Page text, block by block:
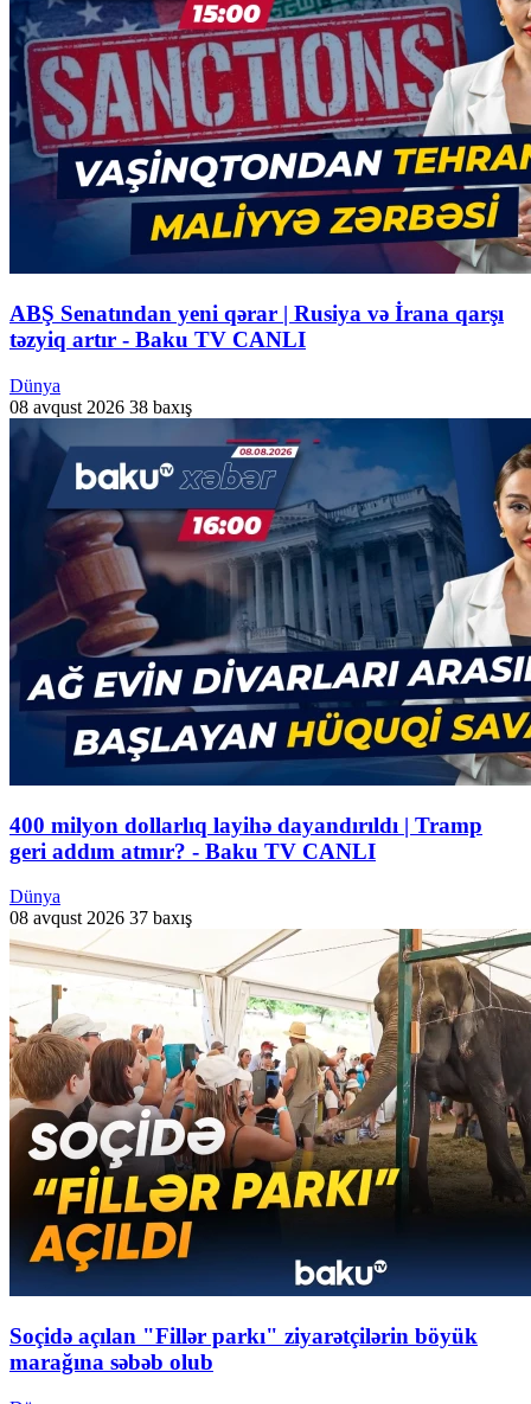
ABŞ Senatından yeni qərar | Rusiya və İrana qarşı
təzyiq artır - Baku TV CANLI
Dünya
08 avqust 2026 38 baxış
400 milyon dollarlıq layihə dayandırıldı | Tramp
geri addım atmır? - Baku TV CANLI
Dünya
08 avqust 2026 37 baxış
Soçidə açılan "Fillər parkı" ziyarətçilərin böyük
marağına səbəb olub